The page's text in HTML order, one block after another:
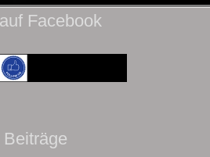
Facebook
Beiträge